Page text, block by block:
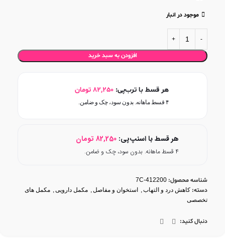
موجود در انبار
افزودن به سبد خرید
هر قسط با ترب‌پی: 82,250 تومان
۴ قسط ماهانه. بدون سود، چک و ضامن.
هر قسط با اسنپ‌پی: 82,250 تومان
۴ قسط ماهانه. بدون سود، چک و ضامن.
شناسه محصول: 7C-412200
دسته: کاهش درد و التهاب, استخوان و مفاصل, مکمل دارویی, مکمل های
تخصصی
دنبال کنید: